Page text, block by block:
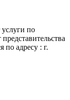
по
по адресу : г.